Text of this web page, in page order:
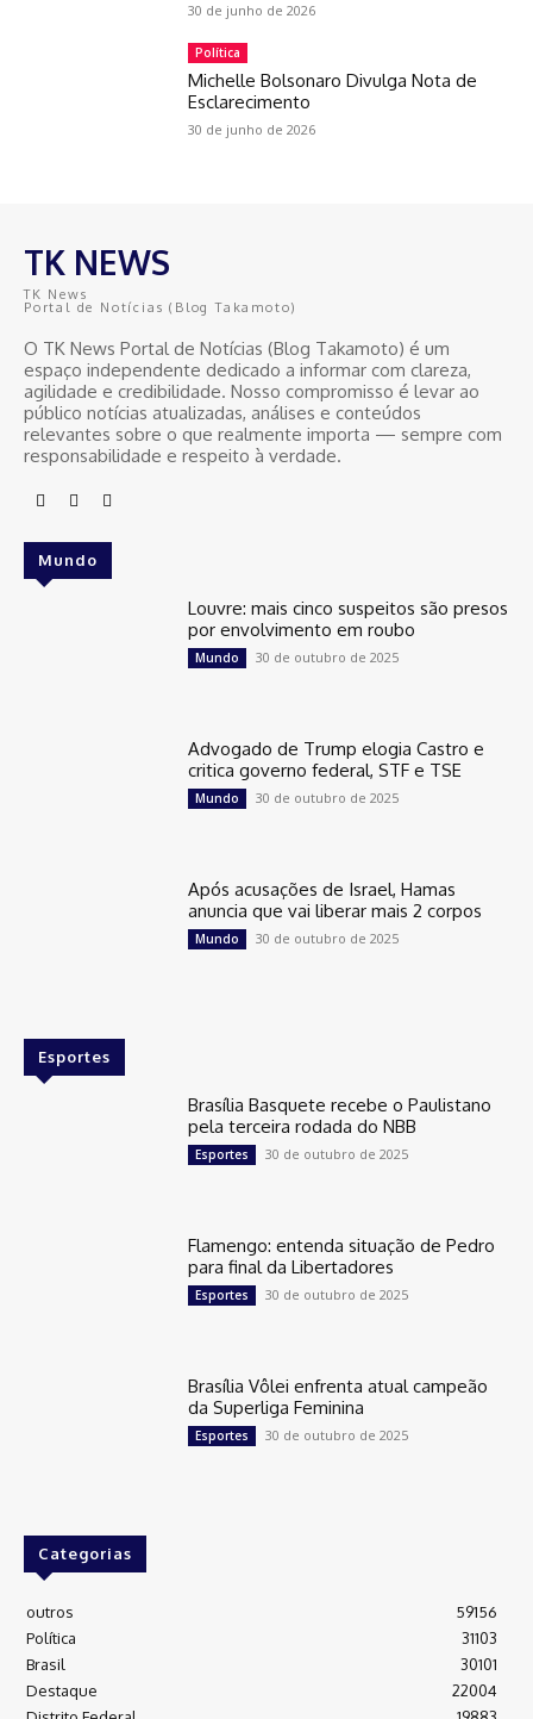
30 de junho de 2026
Política
Michelle Bolsonaro Divulga Nota de
Esclarecimento
30 de junho de 2026
TK NEWS
TK News
Portal de Notícias (Blog Takamoto)
O TK News Portal de Notícias (Blog Takamoto) é um
espaço independente dedicado a informar com clareza,
agilidade e credibilidade. Nosso compromisso é levar ao
público notícias atualizadas, análises e conteúdos
relevantes sobre o que realmente importa — sempre com
responsabilidade e respeito à verdade.
Mundo
Louvre: mais cinco suspeitos são presos
por envolvimento em roubo
Mundo 30 de outubro de 2025
Advogado de Trump elogia Castro e
critica governo federal, STF e TSE
Mundo 30 de outubro de 2025
Após acusações de Israel, Hamas
anuncia que vai liberar mais 2 corpos
Mundo 30 de outubro de 2025
Esportes
Brasília Basquete recebe o Paulistano
pela terceira rodada do NBB
Esportes 30 de outubro de 2025
Flamengo: entenda situação de Pedro
para final da Libertadores
Esportes 30 de outubro de 2025
Brasília Vôlei enfrenta atual campeão
da Superliga Feminina
Esportes 30 de outubro de 2025
Categorias
outros
59156
Política
31103
Brasil
30101
Destaque
22004